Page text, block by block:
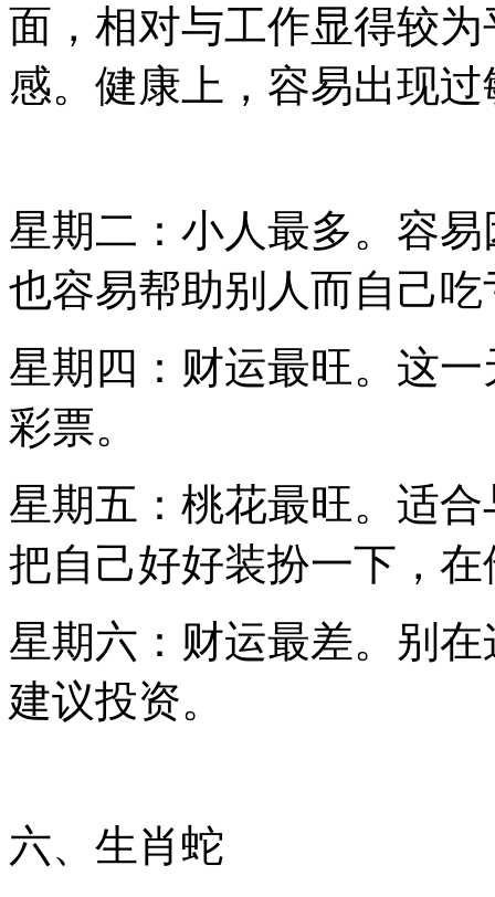
面，相对与工作显得较
感。健康上，容易出现
星期二：小人最多。容
也容易帮助别人而自己吃
星期四：财运最旺。这
彩票。
星期五：桃花最旺。适
把自己好好装扮一下，
星期六：财运最差。别
建议投资。
六、生肖蛇